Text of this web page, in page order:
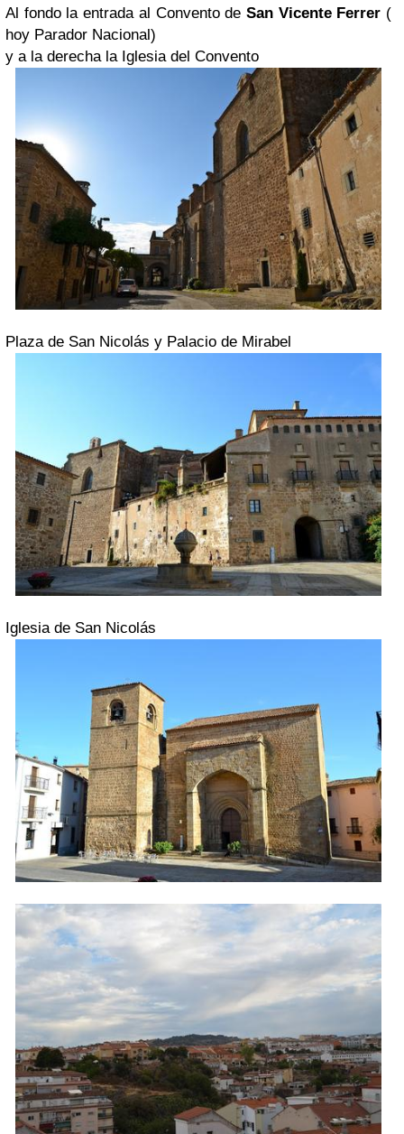
Al fondo la entrada al Convento de San Vicente Ferrer (
hoy Parador Nacional)
y a la derecha la Iglesia del Convento
Plaza de San Nicolás y Palacio de Mirabel
Iglesia de San Nicolás